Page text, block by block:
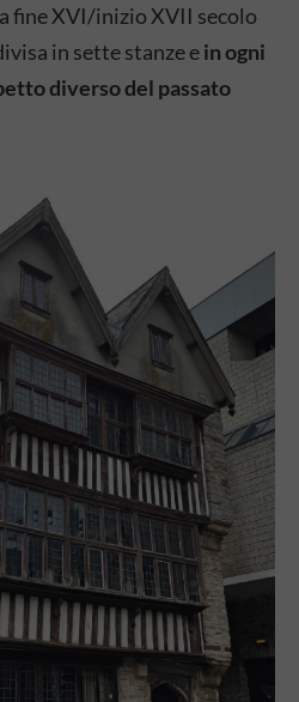
fine XVI/inizio XVII secolo
in sette stanze ein ogni
diverso del passato